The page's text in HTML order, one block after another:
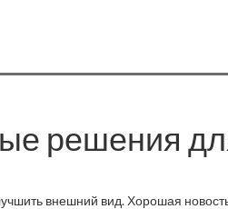
решения
внешний вид. Хорошая